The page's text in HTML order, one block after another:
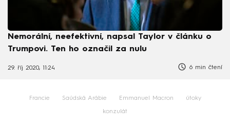
Nemorální, neefektivní, napsal Taylor v článku o
Trumpovi. Ten ho označil za nulu
29. říj 2020, 11:24 6 min čtení
Francie Saúdská Arábie Emmanuel Macron útoky
konzulát